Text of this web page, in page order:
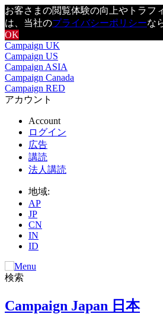
お客さまの閲覧体験の向上やトラフ
は、当社のプライバシーポリシーな
OK
Campaign UK
Campaign US
Campaign ASIA
Campaign Canada
Campaign RED
アカウント
Account
ログイン
広告
講読
法人講読
地域:
AP
JP
CN
IN
ID
検索
Campaign Japan 日本